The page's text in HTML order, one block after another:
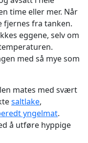
time eller mer. Når
fjernes fra tanken.
eggene, selv om
med så mye som
mates med svært
saltlake,
yngelmat.
å utføre hyppige